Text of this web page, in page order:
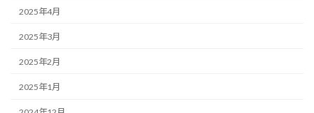
2025年4月
2025年3月
2025年2月
2025年1月